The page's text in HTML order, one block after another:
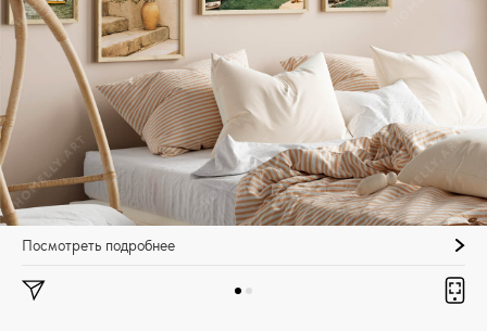
Посмотреть подробнее